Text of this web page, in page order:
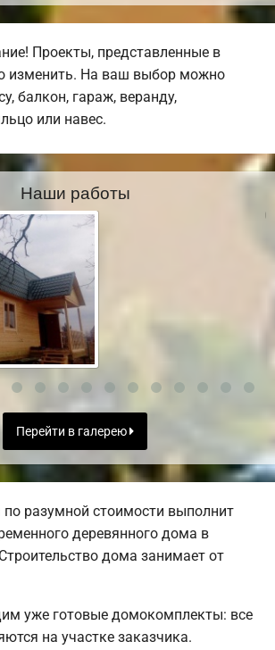
Проекты, представленные в
изменить. На ваш выбор можно
балкон, гараж, веранду,
или навес.
Наши работы
Перейти в галерею
разумной стоимости выполнит
деревянного дома в
дома занимает от
уже готовые домокомплекты: все
на участке заказчика.